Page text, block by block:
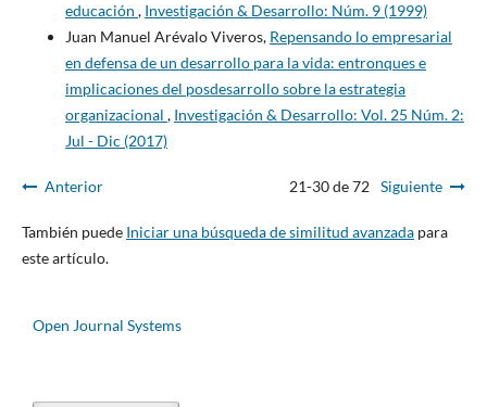
educación , Investigación & Desarrollo: Núm. 9 (1999)
Juan Manuel Arévalo Viveros, Repensando lo empresarial
en defensa de un desarrollo para la vida: entronques e
implicaciones del posdesarrollo sobre la estrategia
organizacional , Investigación & Desarrollo: Vol. 25 Núm. 2:
Jul - Dic (2017)
Anterior 21-30 de 72 Siguiente
También puede Iniciar una búsqueda de similitud avanzadapara
este artículo.
Open Journal Systems